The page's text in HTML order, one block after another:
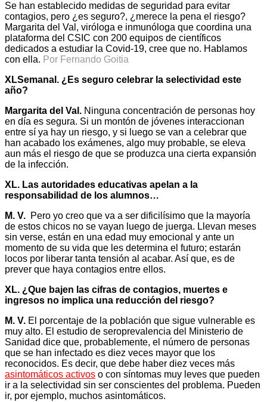
Se han establecido medidas de seguridad para evitar
contagios, pero ¿es seguro?, ¿merece la pena el riesgo?
Margarita del Val, viróloga e inmunóloga que coordina una
plataforma del CSIC con 200 equipos de científicos
dedicados a estudiar la Covid-19, cree que no. Hablamos
con ella. Por Fernando Goitia
XLSemanal. ¿Es seguro celebrar la selectividad este
año?
Margarita del Val. Ninguna concentración de personas hoy
en día es segura. Si un montón de jóvenes interaccionan
entre sí ya hay un riesgo, y si luego se van a celebrar que
han acabado los exámenes, algo muy probable, se eleva
aun más el riesgo de que se produzca una cierta expansión
de la infección.
XL. Las autoridades educativas apelan a la
responsabilidad de los alumnos…
M. V. Pero yo creo que va a ser dificilísimo que la mayoría
de estos chicos no se vayan luego de juerga. Llevan meses
sin verse, están en una edad muy emocional y ante un
momento de su vida que les determina el futuro; estarán
locos por liberar tanta tensión al acabar. Así que, es de
prever que haya contagios entre ellos.
XL. ¿Que bajen las cifras de contagios, muertes e
ingresos no implica una reducción del riesgo?
M. V. El porcentaje de la población que sigue vulnerable es
muy alto. El estudio de seroprevalencia del Ministerio de
Sanidad dice que, probablemente, el número de personas
que se han infectado es diez veces mayor que los
reconocidos. Es decir, que debe haber diez veces más
asintomáticos activos o con síntomas muy leves que pueden
ir a la selectividad sin ser conscientes del problema. Pueden
ir, por ejemplo, muchos asintomáticos.